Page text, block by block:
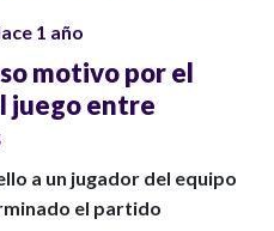
1 año
motivo por el
juego entre
a un jugador del equipo
el partido